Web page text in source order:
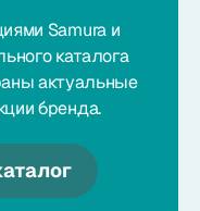
Samura и
каталога
актуальные
бренда.